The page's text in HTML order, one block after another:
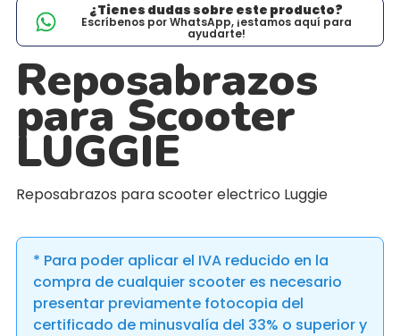
¿Tienes dudas sobre este producto?
Escríbenos por WhatsApp, ¡estamos aquí para
ayudarte!
Reposabrazos
para Scooter
LUGGIE
Reposabrazos para scooter electrico Luggie
* Para poder aplicar el IVA reducido en la
compra de cualquier scooter es necesario
presentar previamente fotocopia del
certificado de minusvalía del 33% o superior y